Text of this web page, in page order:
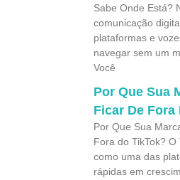
Sabe Onde Está?
comunicação
plataformas e
navegar sem um
Você
Por Que Sua
Ficar De Fora
Por Que Sua
Fora do TikTok?
como uma das
rápidas em